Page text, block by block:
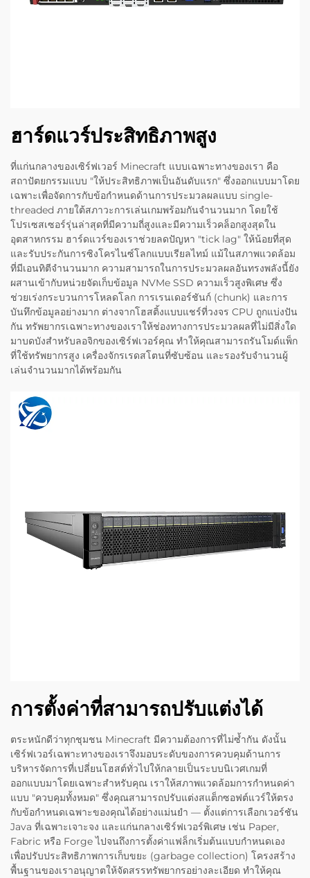
ฮาร์ดแวร์ประสิทธิภาพสูง
ที่แก่นกลางของเซิร์ฟเวอร์ Minecraft แบบเฉพาะทางของเรา คือ
สถาปัตยกรรมแบบ "ให้ประสิทธิภาพเป็นอันดับแรก" ซึ่งออกแบบมาโดย
เฉพาะเพื่อจัดการกับข้อกำหนดด้านการประมวลผลแบบ single-
threaded ภายใต้สภาวะการเล่นเกมพร้อมกันจำนวนมาก โดยใช้
โปรเซสเซอร์รุ่นล่าสุดที่มีความถี่สูงและมีความเร็วคล็อกสูงสุดใน
อุตสาหกรรม ฮาร์ดแวร์ของเราช่วยลดปัญหา "tick lag" ให้น้อยที่สุด
และรับประกันการซิงโครไนซ์โลกแบบเรียลไทม์ แม้ในสภาพแวดล้อม
ที่มีเอนทิตีจำนวนมาก ความสามารถในการประมวลผลอันทรงพลังนี้ยัง
ผสานเข้ากับหน่วยจัดเก็บข้อมูล NVMe SSD ความเร็วสูงพิเศษ ซึ่ง
ช่วยเร่งกระบวนการโหลดโลก การเรนเดอร์ชันก์ (chunk) และการ
บันทึกข้อมูลอย่างมาก ต่างจากโฮสติ้งแบบแชร์ที่วงจร CPU ถูกแบ่งปัน
กัน ทรัพยากรเฉพาะทางของเราให้ช่องทางการประมวลผลที่ไม่มีสิ่งใด
มาบดบังสำหรับลอจิกของเซิร์ฟเวอร์คุณ ทำให้คุณสามารถรันโมด์แพ็ก
ที่ใช้ทรัพยากรสูง เครื่องจักรเรดสโตนที่ซับซ้อน และรองรับจำนวนผู้
เล่นจำนวนมากได้พร้อมกัน
การตั้งค่าที่สามารถปรับแต่งได้
ตระหนักดีว่าทุกชุมชน Minecraft มีความต้องการที่ไม่ซ้ำกัน ดังนั้น
เซิร์ฟเวอร์เฉพาะทางของเราจึงมอบระดับของการควบคุมด้านการ
บริหารจัดการที่เปลี่ยนโฮสต์ทั่วไปให้กลายเป็นระบบนิเวศเกมที่
ออกแบบมาโดยเฉพาะสำหรับคุณ เราให้สภาพแวดล้อมการกำหนดค่า
แบบ "ควบคุมทั้งหมด" ซึ่งคุณสามารถปรับแต่งสแต็กซอฟต์แวร์ให้ตรง
กับข้อกำหนดเฉพาะของคุณได้อย่างแม่นยำ — ตั้งแต่การเลือกเวอร์ชัน
Java ที่เฉพาะเจาะจง และแก่นกลางเซิร์ฟเวอร์พิเศษ เช่น Paper,
Fabric หรือ Forge ไปจนถึงการตั้งค่าแฟล็กเริ่มต้นแบบกำหนดเอง
เพื่อปรับประสิทธิภาพการเก็บขยะ (garbage collection) โครงสร้าง
พื้นฐานของเราอนุญาตให้จัดสรรทรัพยากรอย่างละเอียด ทำให้คุณ